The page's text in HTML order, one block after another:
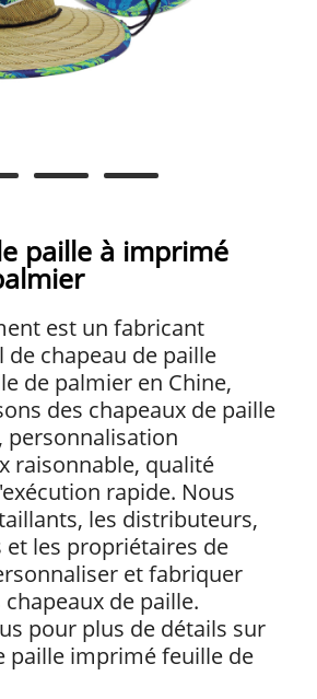
paille à imprimé
est un fabricant
chapeau de paille
de palmier en Chine,
des chapeaux de paille
personnalisation
raisonnable, qualité
rapide. Nous
les distributeurs,
et les propriétaires de
et fabriquer
de paille.
pour plus de détails sur
paille imprimé feuille de